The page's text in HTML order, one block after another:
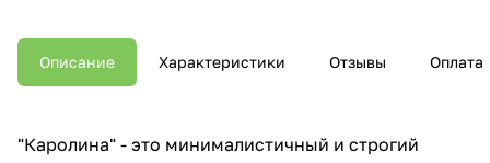
Описание Характеристики Отзывы Оплата
"Каролина" - это минималистичный и строгий